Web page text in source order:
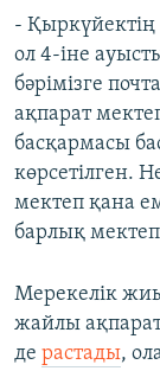
- Қыркүйектің
ол 4-іне
бәрімізге
ақпарат
басқармасы
көрсетілген.
мектеп қана
барлық
Мерекелік
жайлы
де растады,